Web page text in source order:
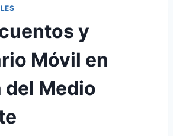
y
Móvil en
del Medio